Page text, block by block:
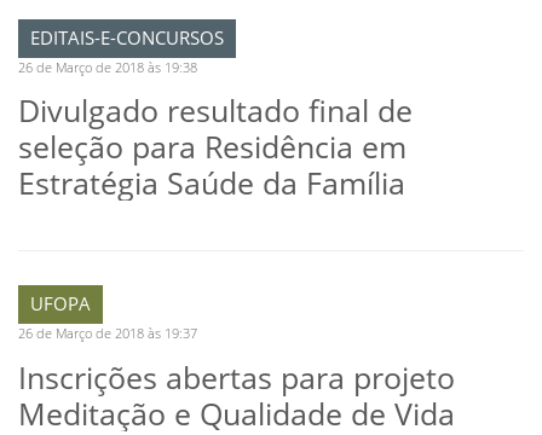
EDITAIS-E-CONCURSOS
26 de Março de 2018 às 19:38
Divulgado resultado final de
seleção para Residência em
Estratégia Saúde da Família
UFOPA
26 de Março de 2018 às 19:37
Inscrições abertas para projeto
Meditação e Qualidade de Vida